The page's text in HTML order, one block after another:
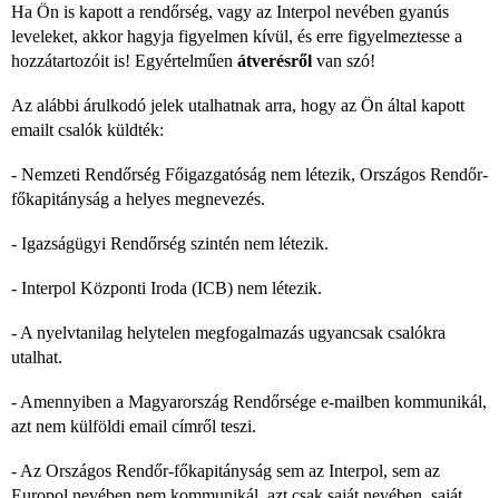
Ha Ön is kapott a rendőrség, vagy az Interpol nevében gyanús
leveleket, akkor hagyja figyelmen kívül, és erre figyelmeztesse a
hozzátartozóit is! Egyértelműen átverésről van szó!
Az alábbi árulkodó jelek utalhatnak arra, hogy az Ön által kapott
emailt csalók küldték:
- Nemzeti Rendőrség Főigazgatóság nem létezik, Országos Rendőr-
főkapitányság a helyes megnevezés.
- Igazságügyi Rendőrség szintén nem létezik.
- Interpol Központi Iroda (ICB) nem létezik.
- A nyelvtanilag helytelen megfogalmazás ugyancsak csalókra
utalhat.
- Amennyiben a Magyarország Rendőrsége e-mailben kommunikál,
azt nem külföldi email címről teszi.
- Az Országos Rendőr-főkapitányság sem az Interpol, sem az